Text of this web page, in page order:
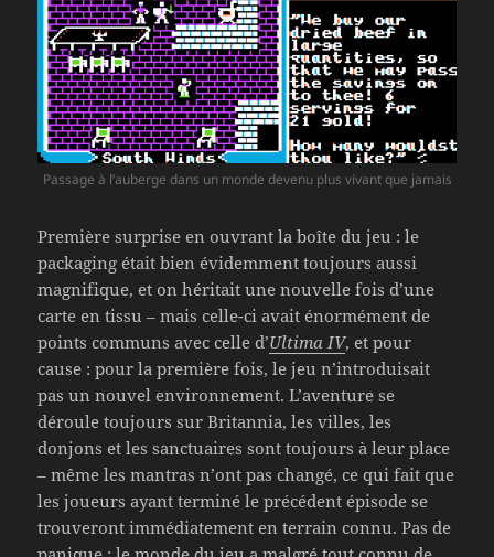
Passage à l’auberge dans un monde devenu plus vivant que jamais
Première surprise en ouvrant la boîte du jeu : le
packaging était bien évidemment toujours aussi
magnifique, et on héritait une nouvelle fois d’une
carte en tissu – mais celle-ci avait énormément de
points communs avec celle d’Ultima IV, et pour
cause : pour la première fois, le jeu n’introduisait
pas un nouvel environnement. L’aventure se
déroule toujours sur Britannia, les villes, les
donjons et les sanctuaires sont toujours à leur place
– même les mantras n’ont pas changé, ce qui fait que
les joueurs ayant terminé le précédent épisode se
trouveront immédiatement en terrain connu. Pas de